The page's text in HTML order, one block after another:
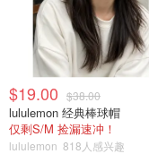
$19.00 $38.00
lululemon 经典棒球帽
仅剩S/M 捡漏速冲！
lululemon 818人感兴趣